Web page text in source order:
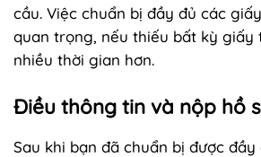
cầu. Việc chuẩn bị đầy đủ các
quan trọng, nếu thiếu bất kỳ giấy
nhiều thời gian hơn.
Điều thông tin và nộp hồ
Sau khi bạn đã chuẩn bị được